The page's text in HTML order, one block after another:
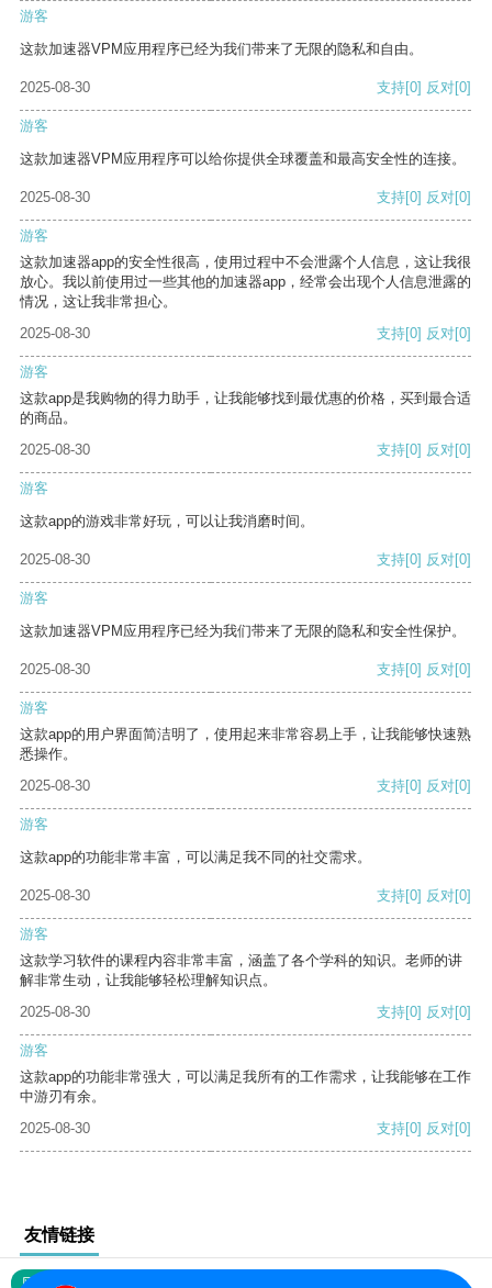
游客
这款加速器VPM应用程序已经为我们带来了无限的隐私和自由。
2025-08-30 支持[0] 反对[0]
游客
这款加速器VPM应用程序可以给你提供全球覆盖和最高安全性的连接。
2025-08-30 支持[0] 反对[0]
游客
这款加速器app的安全性很高，使用过程中不会泄露个人信息，这让我很
放心。我以前使用过一些其他的加速器app，经常会出现个人信息泄露的
情况，这让我非常担心。
2025-08-30
支持[0] 反对[0]
游客
这款app是我购物的得力助手，让我能够找到最优惠的价格，买到最合适
的商品。
2025-08-30
支持[0] 反对[0]
游客
这款app的游戏非常好玩，可以让我消磨时间。
2025-08-30 支持[0] 反对[0]
游客
这款加速器VPM应用程序已经为我们带来了无限的隐私和安全性保护。
2025-08-30 支持[0] 反对[0]
游客
这款app的用户界面简洁明了，使用起来非常容易上手，让我能够快速熟
悉操作。
2025-08-30
支持[0] 反对[0]
游客
这款app的功能非常丰富，可以满足我不同的社交需求。
2025-08-30 支持[0] 反对[0]
游客
这款学习软件的课程内容非常丰富，涵盖了各个学科的知识。老师的讲
解非常生动，让我能够轻松理解知识点。
2025-08-30
支持[0] 反对[0]
游客
这款app的功能非常强大，可以满足我所有的工作需求，让我能够在工作
中游刃有余。
2025-08-30
支持[0] 反对[0]
友情链接
网站地图